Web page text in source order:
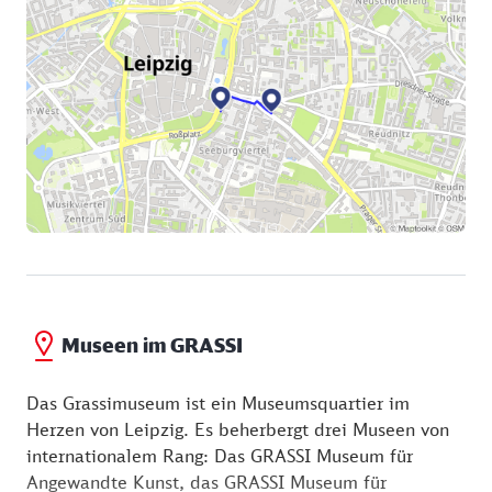
Museen im GRASSI
Das Grassimuseum ist ein Museumsquartier im
Herzen von Leipzig. Es beherbergt drei Museen von
internationalem Rang: Das GRASSI Museum für
Angewandte Kunst, das GRASSI Museum für